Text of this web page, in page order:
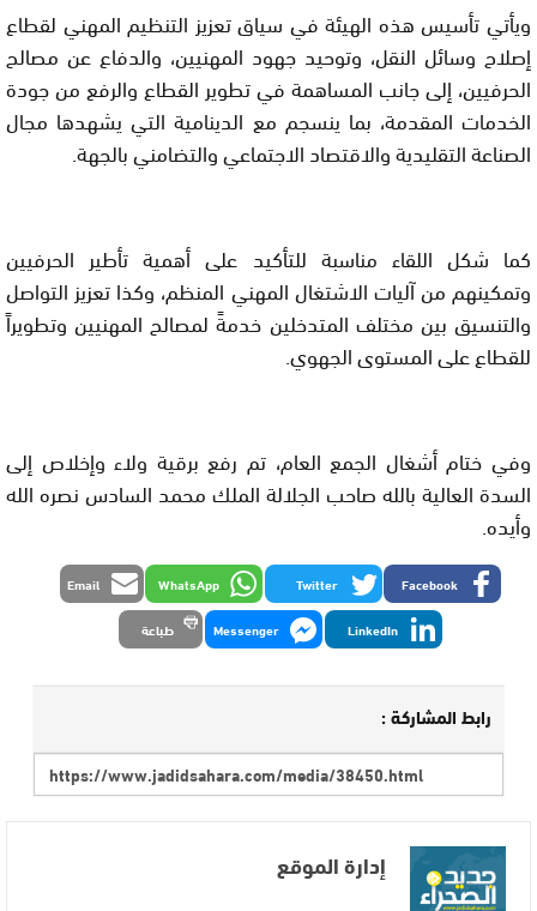
ويأتي تأسيس هذه الهيئة في سياق تعزيز التنظيم المهني لقطاع
إصلاح وسائل النقل، وتوحيد جهود المهنيين، والدفاع عن مصالح
الحرفيين، إلى جانب المساهمة في تطوير القطاع والرفع من جودة
الخدمات المقدمة، بما ينسجم مع الدينامية التي يشهدها مجال
الصناعة التقليدية والاقتصاد الاجتماعي والتضامني بالجهة.
كما شكل اللقاء مناسبة للتأكيد على أهمية تأطير الحرفيين
وتمكينهم من آليات الاشتغال المهني المنظم، وكذا تعزيز التواصل
والتنسيق بين مختلف المتدخلين خدمةً لمصالح المهنيين وتطويراً
للقطاع على المستوى الجهوي.
وفي ختام أشغال الجمع العام، تم رفع برقية ولاء وإخلاص إلى
السدة العالية بالله صاحب الجلالة الملك محمد السادس نصره الله
وأيده.
Facebook
Twitter
WhatsApp
Email
LinkedIn
Messenger طباعة
رابط المشاركة :
إدارة الموقع